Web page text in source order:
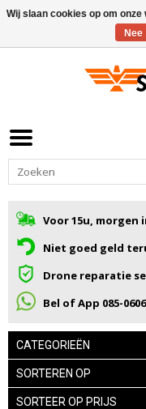
Voor 15u, morgen
Niet goed geld
Drone reparatie
Bel of App 085-
CATEGORIEËN
SORTEREN OP
SORTEER OP PRIJS
Wij slaan cookies op om
Nee